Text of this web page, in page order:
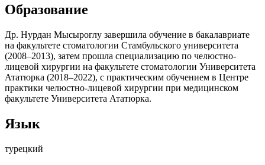
Образование
Др. Нурдан Мысыроглу завершила обучение в бакалавриате
на факультете стоматологии Стамбульского университета
(2008–2013), затем прошла специализацию по челюстно-
лицевой хирургии на факультете стоматологии Университета
Ататюрка (2018–2022), с практическим обучением в Центре
практики челюстно-лицевой хирургии при медицинском
факультете Университета Ататюрка.
Язык
турецкий